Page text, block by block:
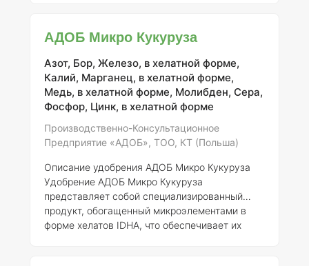
позволяет эффективно удовлетворять
компоненты продукта имеют отличную
растворимость в воде, что способствует
быстрому усвоению питательных веществ
растениями.Применение удобрения АДОБ
Микро Зернов
АДОБ Микро Кукуруза
Азот, Бор, Железо, в хелатной форме,
Калий, Марганец, в хелатной форме,
Медь, в хелатной форме, Молибден, Сера,
Фосфор, Цинк, в хелатной форме
Производственно-Консультационное
Предприятие «АДОБ», ТОО, КТ (Польша)
Описание удобрения АДОБ Микро Кукуруза
Удобрение АДОБ Микро Кукуруза
представляет собой специализированный
продукт, обогащенный микроэлементами в
форме хелатов IDHA, что обеспечивает их